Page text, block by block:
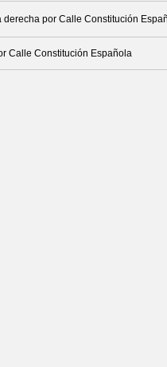
derecha por Calle Constitución
Calle Constitución Española